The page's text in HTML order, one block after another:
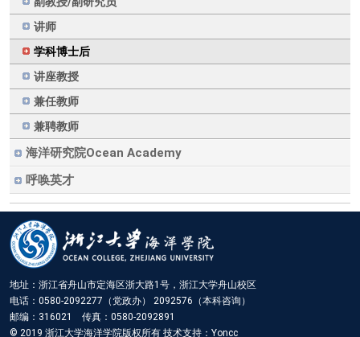
讲师
学科博士后
讲座教授
兼任教师
兼聘教师
海洋研究院Ocean Academy
呼唤英才
地址：浙江省舟山市定海区浙大路1号，浙江大学舟山校区
电话：0580-2092277（党政办） 2092576（本科咨询）
邮编：316021 传真：0580-2092891
© 2019 浙江大学海洋学院版权所有 技术支持：Yoncc